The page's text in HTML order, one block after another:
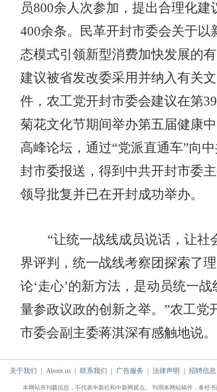
员800余人次参加，提出合理化建
400余条。民革开封市委会关于以
态模式引领新型消费加快发展的
建议被省发改委采用并纳入有关文
件，农工党开封市委会建议在第
菊花文化节期间举办第五届健康
高峰论坛，通过“党派直通车”向
封市委报送，得到中共开封市委
领导批复并已在开封成功举办。
“让统一战线成员说话，让社
界评判，统一战线考察团探索了理
论‘走心’的新方法，是动员统一战
量参政议政的创新之举。”农工党
市委会副主委蒋淇深有感触地说。
关于我们 About us| 联系我们 广告服务 法律声明 招聘信息
本网站所刊载信息，不代表中新社和中新网观点。 刊用本网站稿件，务经